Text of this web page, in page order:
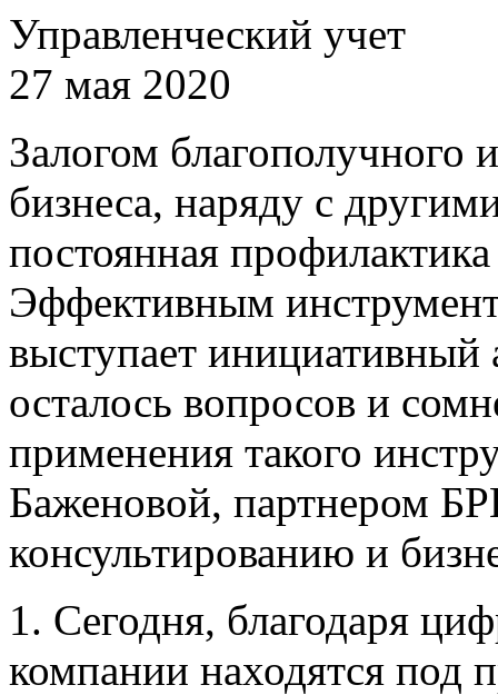
Управленческий учет
27 мая 2020
Залогом благополучного
бизнеса, наряду с
постоянная
Эффективным
выступает инициативный
осталось вопросов и
применения такого
Баженовой, партнером
консультированию и
1. Сегодня, благодаря
компании находятся под